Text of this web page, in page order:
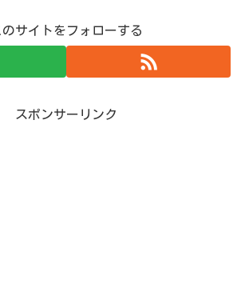
のサイトをフォローする
スポンサーリンク